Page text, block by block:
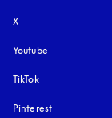
X
Youtube
TikTok
Pinterest